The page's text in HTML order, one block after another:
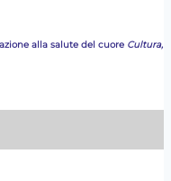
alla salute del cuore Cultura,